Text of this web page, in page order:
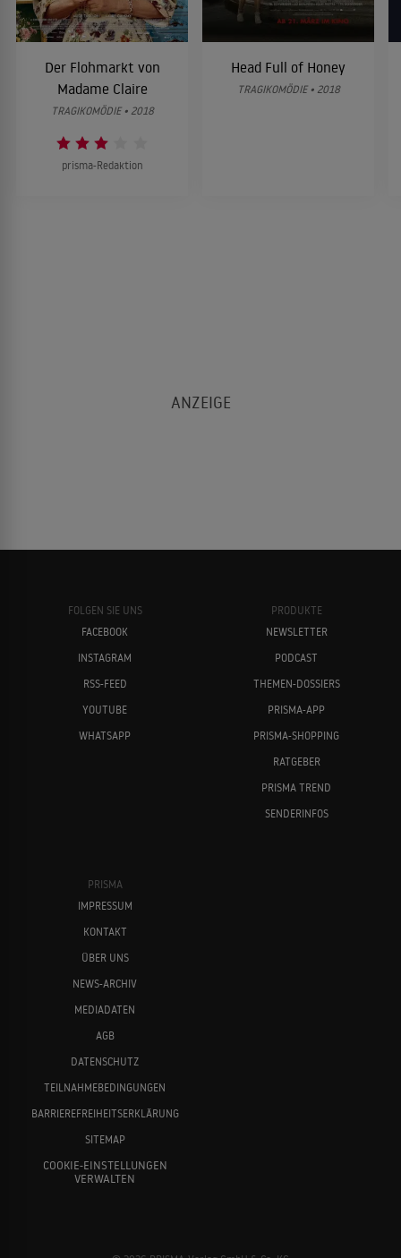
Der Flohmarkt von
Madame Claire
TRAGIKOMÖDIE • 2018
prisma-Redaktion
Head Full of Honey
TRAGIKOMÖDIE • 2018
FOLGEN SIE UNS
FACEBOOK
INSTAGRAM
RSS-FEED
YOUTUBE
WHATSAPP
PRODUKTE
NEWSLETTER
PODCAST
THEMEN-DOSSIERS
PRISMA-APP
PRISMA-SHOPPING
RATGEBER
PRISMA TREND
SENDERINFOS
PRISMA
IMPRESSUM
KONTAKT
ÜBER UNS
NEWS-ARCHIV
MEDIADATEN
AGB
DATENSCHUTZ
TEILNAHMEBEDINGUNGEN
BARRIEREFREIHEITSERKLÄRUNG
SITEMAP
COOKIE-EINSTELLUNGEN
VERWALTEN